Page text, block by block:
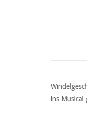
ins Musical